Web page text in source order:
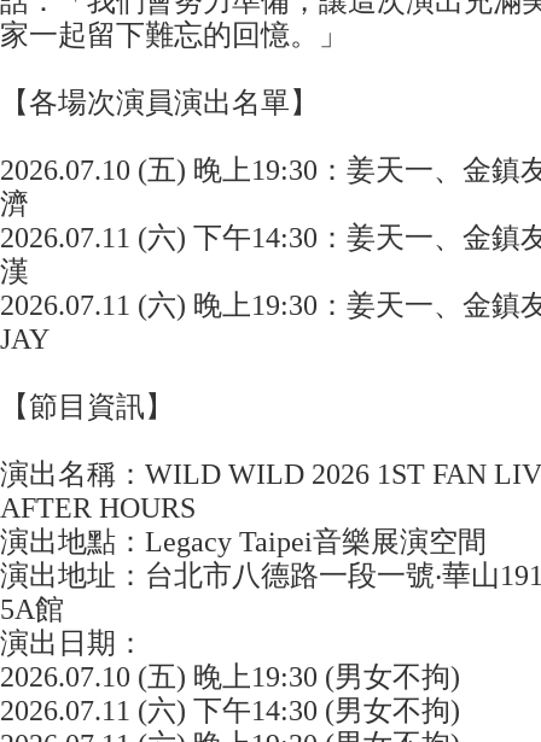
家一起留下難忘的回憶。」
【各場次演員演出名單】
2026.07.10 (五) 晚上19:30：姜天一、金鎮
濟
2026.07.11 (六) 下午14:30：姜天一、金鎮
漢
2026.07.11 (六) 晚上19:30：姜天一、金鎮
JAY
【節目資訊】
演出名稱：WILD WILD 2026 1ST FAN
AFTER HOURS
演出地點：Legacy Taipei音樂展演空間
演出地址：台北市八德路一段一號‧華山
5A館
演出日期：
2026.07.10 (五) 晚上19:30 (男女不拘)
2026.07.11 (六) 下午14:30 (男女不拘)